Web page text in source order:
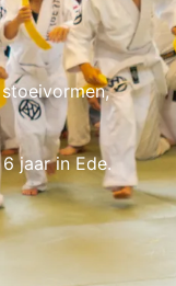
jaar in Ede.